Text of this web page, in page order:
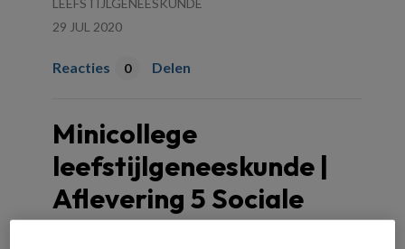
LEEFSTIJLGENEESKUNDE
29 JUL 2020
Reacties 0 Delen
Minicollege
leefstijlgeneeskunde |
Aflevering 5 Sociale
verbinding